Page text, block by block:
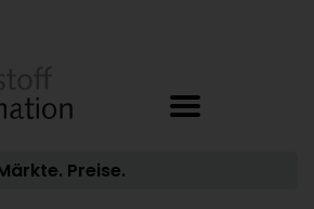
Preise.